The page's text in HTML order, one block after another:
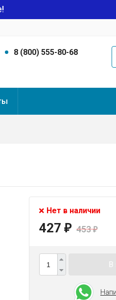
8 (800) 555-80-68
Нет в наличии
427 ₽ 453₽